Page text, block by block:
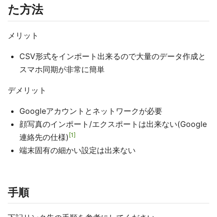
た方法
メリット
CSV形式をインポート出来るので大量のデータ作成と
スマホ同期が非常に簡単
デメリット
Googleアカウントとネットワークが必要
顔写真のインポート/エクスポートは出来ない(Google
連絡先の仕様) 1
端末固有の細かい設定は出来ない
手順